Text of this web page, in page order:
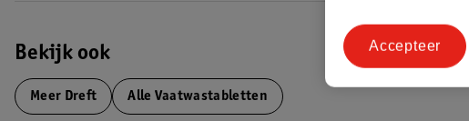
Bekijk ook
Meer Dreft Alle Vaatwastabletten
Accepteer